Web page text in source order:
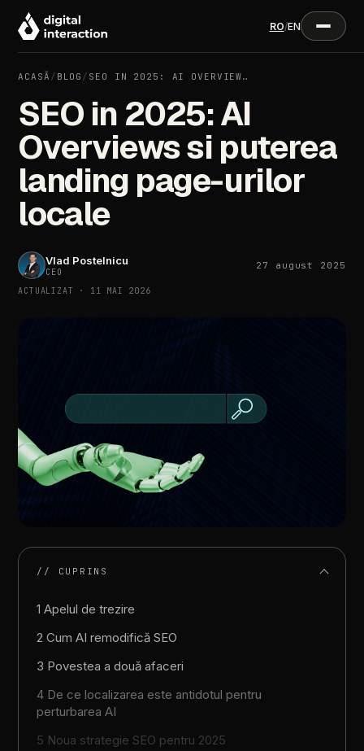
RO/EN
ACASĂ / BLOG / SEO IN 2025: AI OVERVIEW…
SEO in 2025: AI
Overviews si puterea
landing page-urilor
locale
Vlad Postelnicu
CEO
27 august 2025
ACTUALIZAT · 11 MAI 2026
// CUPRINS
1 Apelul de trezire
2 Cum AI remodifică SEO
3 Povestea a două afaceri
4 De ce localizarea este antidotul pentru
perturbarea AI
5 Noua strategie SEO pentru 2025